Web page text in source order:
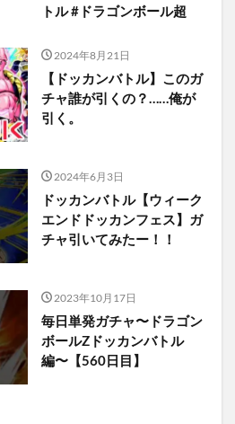
トル #ドラゴンボール超
2024年8月21日
【ドッカンバトル】このガ
チャ誰が引くの？……俺が
引く。
2024年6月3日
ドッカンバトル【ウィーク
エンドドッカンフェス】ガ
チャ引いてみたー！！
2023年10月17日
毎日単発ガチャ〜ドラゴン
ボールZドッカンバトル
編〜【560日目】